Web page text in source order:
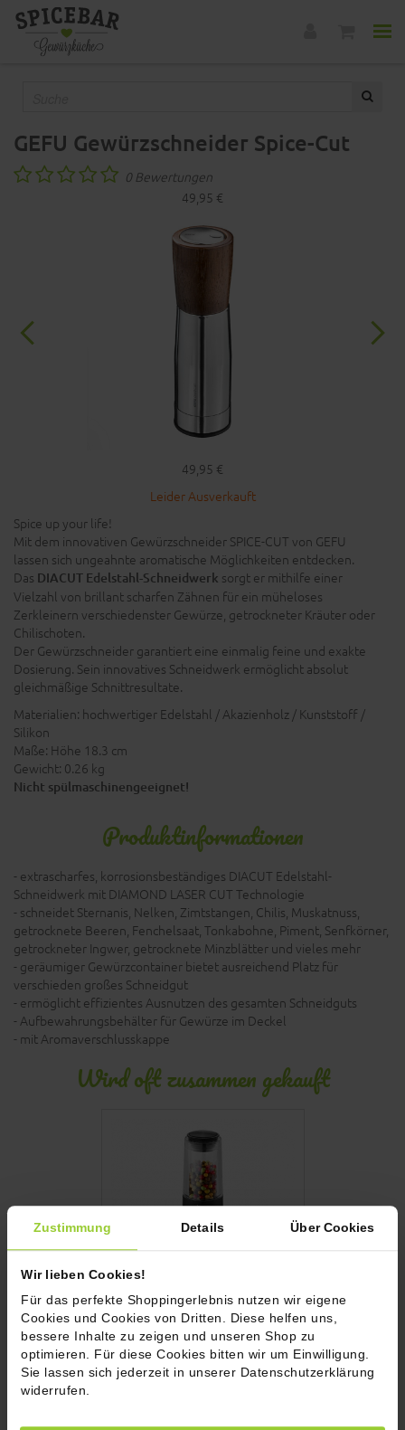
Zustimmung Details Über Cookies
Wir lieben Cookies!
Für das perfekte Shoppingerlebnis nutzen wir eigene
Cookies und Cookies von Dritten. Diese helfen uns,
bessere Inhalte zu zeigen und unseren Shop zu
optimieren. Für diese Cookies bitten wir um Einwilligung.
Sie lassen sich jederzeit in unserer Datenschutzerklärung
widerrufen.
GEFU Gewürzschneider Spice-Cut
0 Bewertungen
49,95 €
49,95 €
Leider Ausverkauft
Spice up your life!
Mit dem innovativen Gewürzschneider SPICE-CUT von GEFU
lassen sich ungeahnte aromatische Möglichkeiten entdecken.
Das DIACUT Edelstahl-Schneidwerk sorgt er mithilfe einer
Vielzahl von brillant scharfen Zähnen für ein müheloses
Zerkleinern verschiedenster Gewürze, getrockneter Kräuter oder
Chilischoten.
Der Gewürzschneider garantiert eine einmalig feine und exakte
Dosierung. Sein innovatives Schneidwerk ermöglicht absolut
gleichmäßige Schnittresultate.
Materialien: hochwertiger Edelstahl / Akazienholz / Kunststoff /
Silikon
Maße: Höhe 18.3 cm
Gewicht: 0.26 kg
Nicht spülmaschinengeeignet!
Produktinformationen
- extrascharfes, korrosionsbeständiges DIACUT Edelstahl-
Schneidwerk mit DIAMOND LASER CUT Technologie
- schneidet Sternanis, Nelken, Zimtstangen, Chilis, Muskatnuss,
getrocknete Beeren, Fenchelsaat, Tonkabohne, Piment, Senfkörner,
getrockneter Ingwer, getrocknete Minzblätter und vieles mehr
- geräumiger Gewürzcontainer bietet ausreichend Platz für
verschieden großes Schneidgut
- ermöglicht effizientes Ausnutzen des gesamten Schneidguts
- Aufbewahrungsbehälter für Gewürze im Deckel
- mit Aromaverschlusskappe
Wird oft zusammen gekauft
GEFU Salz/Pfeffermühle, Gr. L,
schwarz
44,95 €
GEFU
29,95 €